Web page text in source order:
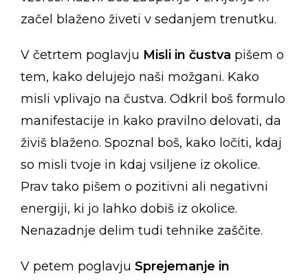
začel blaženo živeti v sedanjem trenutku.
V četrtem poglavju Misli in čustva pišem o
tem, kako delujejo naši možgani. Kako
misli vplivajo na čustva. Odkril boš formulo
manifestacije in kako pravilno delovati, da
živiš blaženo. Spoznal boš, kako ločiti, kdaj
so misli tvoje in kdaj vsiljene iz okolice.
Prav tako pišem o pozitivni ali negativni
energiji, ki jo lahko dobiš iz okolice.
Nenazadnje delim tudi tehnike zaščite.
V petem poglavju Sprejemanje in